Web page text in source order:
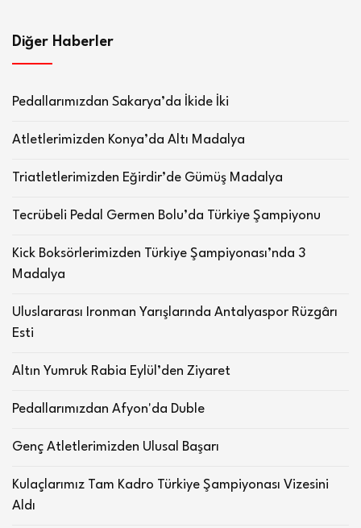
Diğer Haberler
Pedallarımızdan Sakarya’da İkide İki
Atletlerimizden Konya’da Altı Madalya
Triatletlerimizden Eğirdir’de Gümüş Madalya
Tecrübeli Pedal Germen Bolu’da Türkiye Şampiyonu
Kick Boksörlerimizden Türkiye Şampiyonası’nda 3
Madalya
Uluslararası Ironman Yarışlarında Antalyaspor Rüzgârı
Esti
Altın Yumruk Rabia Eylül’den Ziyaret
Pedallarımızdan Afyon'da Duble
Genç Atletlerimizden Ulusal Başarı
Kulaçlarımız Tam Kadro Türkiye Şampiyonası Vizesini
Aldı